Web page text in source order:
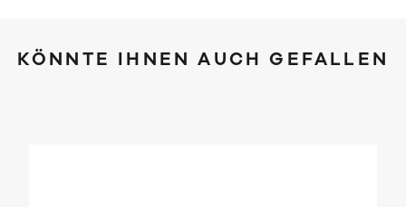
KÖNNTE IHNEN AUCH GEFALLEN